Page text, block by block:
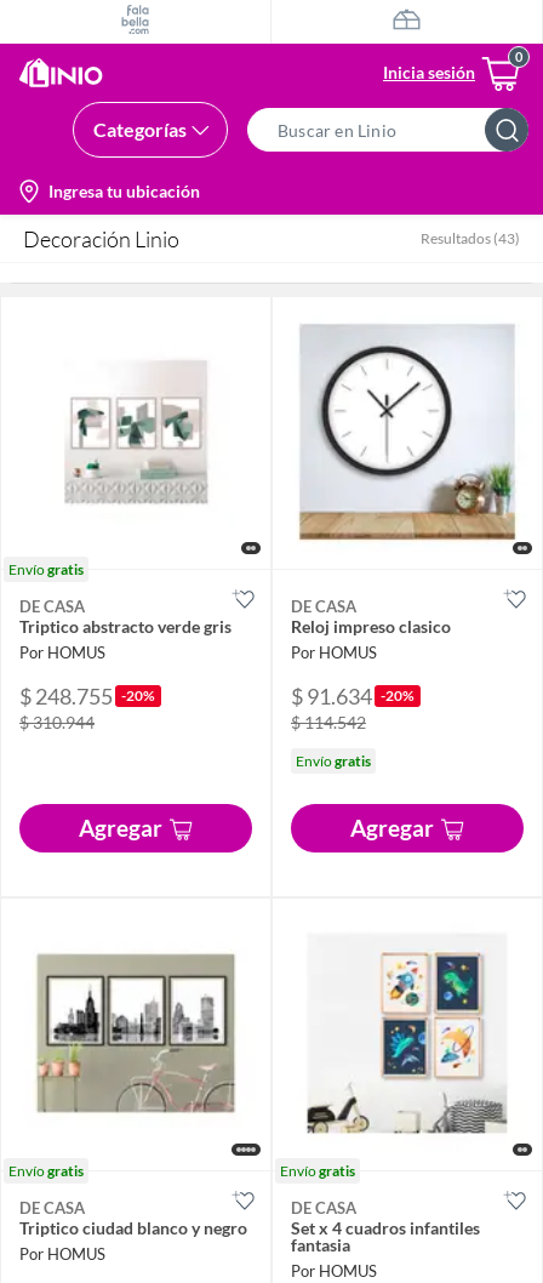
Inicia sesión
Categorías
Bar
location-
icon
Ingresa tu ubicación
Decoración Linio Resultados (43)
Envíogratis
DE CASA
Triptico abstracto verde gris
Por HOMUS
$ 248.755 -20%
$ 310.944
Agregar
DE CASA
Reloj impreso clasico
Por HOMUS
$ 91.634 -20%
$ 114.542
Envíogratis
Agregar
Envíogratis
DE CASA
Triptico ciudad blanco y negro
Por HOMUS
Envíogratis
DE CASA
Set x 4 cuadros infantiles
fantasia
Por HOMUS